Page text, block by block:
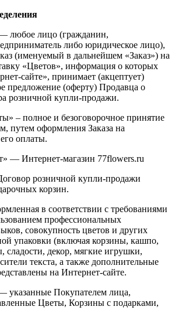
любое лицо (гражданин,
либо юридическое лицо),
(именуемый в дальнейшем «Заказ») на
«Цветов», информация о которых
сайте», принимает (акцептует)
предложение (оферту) Продавца о
розничной купли-продажи.
– полное и безоговорочное принятие
путем оформления Заказа на
оплаты.
— Интернет-магазин 77flowers.ru
розничной купли-продажи
корзин.
в соответствии с требованиями
профессиональных
совокупность цветов и других
упаковки (включая корзины, кашпо,
сладости, декор, мягкие игрушки,
текста, а также дополнительные
на Интернет-сайте.
указанные Покупателем лица,
Цветы, Корзины с подарками,